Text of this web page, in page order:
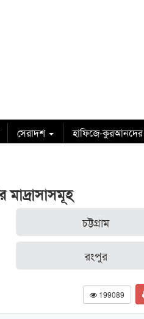
সেরাদশ হাফিজে-কুরআনদের
মাদ্রাসাসমূহ
চট্টগ্রাম
রংপুর
199089